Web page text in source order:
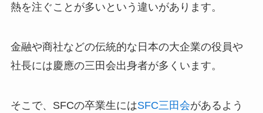
熱を注ぐことが多いという違いがあります。
金融や商社などの伝統的な日本の大企業の役員や
社長には慶應の三田会出身者が多くいます。
そこで、SFCの卒業生にはSFC三田会があるよう